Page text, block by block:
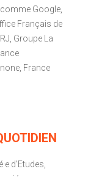
Google,
Français de
Groupe La
France
d’Etudes,